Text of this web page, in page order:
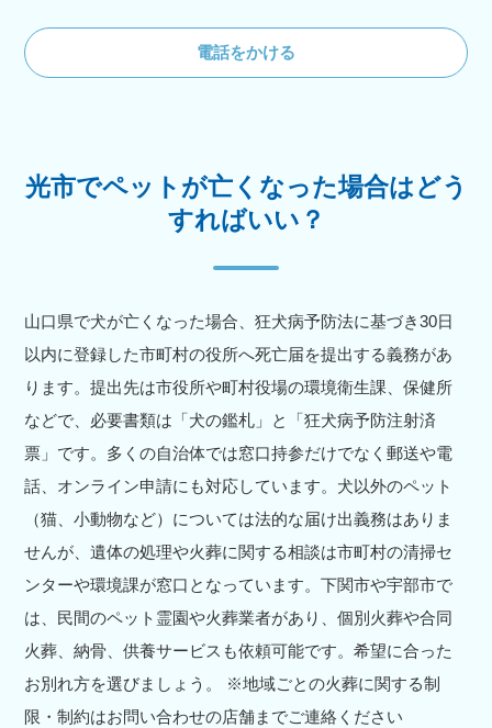
電話をかける
光市でペットが亡くなった場合はどう
すればいい？
山口県で犬が亡くなった場合、狂犬病予防法に基づき30日
以内に登録した市町村の役所へ死亡届を提出する義務があ
ります。提出先は市役所や町村役場の環境衛生課、保健所
などで、必要書類は「犬の鑑札」と「狂犬病予防注射済
票」です。多くの自治体では窓口持参だけでなく郵送や電
話、オンライン申請にも対応しています。犬以外のペット
（猫、小動物など）については法的な届け出義務はありま
せんが、遺体の処理や火葬に関する相談は市町村の清掃セ
ンターや環境課が窓口となっています。下関市や宇部市で
は、民間のペット霊園や火葬業者があり、個別火葬や合同
火葬、納骨、供養サービスも依頼可能です。希望に合った
お別れ方を選びましょう。 ※地域ごとの火葬に関する制
限・制約はお問い合わせの店舗までご連絡ください